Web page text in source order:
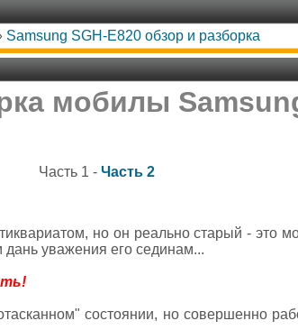
Samsung SGH-E820 обзор и разборка
мобилы
Часть 1 - Часть 2
но он реально старый - это
дань уважения его сединам...
состоянии, но совершенно